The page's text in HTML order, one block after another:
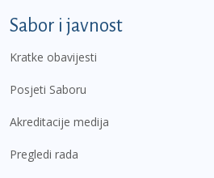
Sabor i javnost
Kratke obavijesti
Posjeti Saboru
Akreditacije medija
Pregledi rada